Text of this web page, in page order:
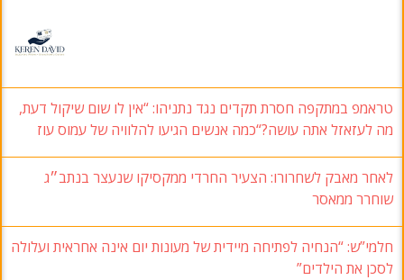
טראמפ במתקפה חסרת תקדים נגד נתניהו: “אין לו שום שיקול דעת,
מה לעזאזל אתה עושה?“כמה אנשים הגיעו להלוויה של עמוס עוז
לאחר מאבק לשחרורו: הצעיר החרדי ממקסיקו שנעצר בנתב״ג
שוחרר ממאסר
חלמי”ש: “הנחיה לפתיחה מיידית של מעונות יום אינה אחראית ועלולה
לסכן את הילדים”